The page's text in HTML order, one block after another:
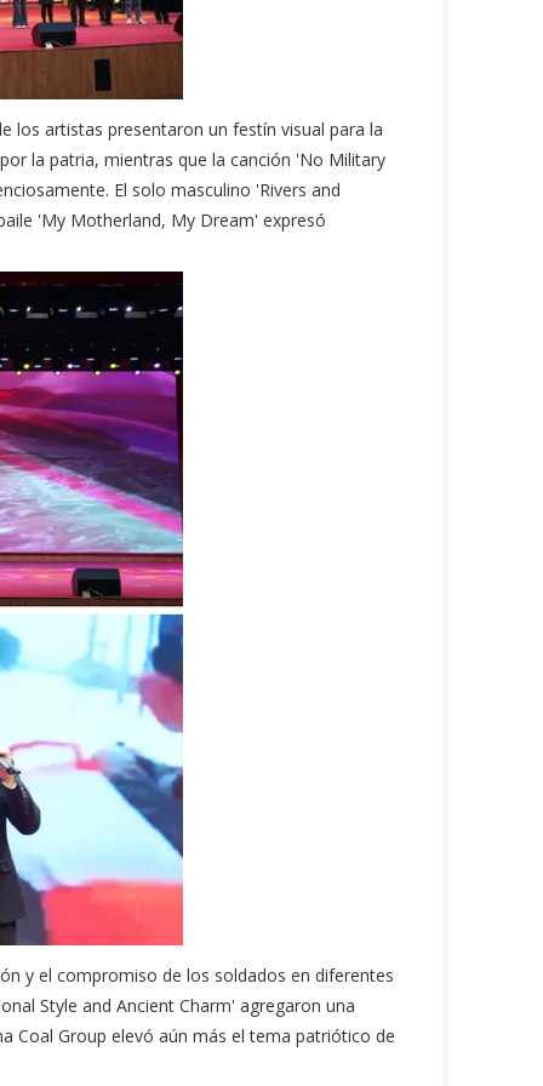
los artistas presentaron un festín visual para la
la patria, mientras que la canción 'No Military
El solo masculino 'Rivers and
'My Motherland, My Dream' expresó
y el compromiso de los soldados en diferentes
Style and Ancient Charm' agregaron una
Coal Group elevó aún más el tema patriótico de